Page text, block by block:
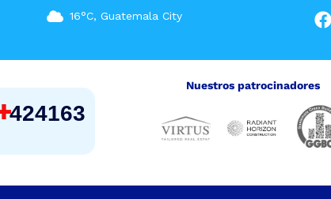
16°C, Guatemala City
424163
Nuestros patrocinadores